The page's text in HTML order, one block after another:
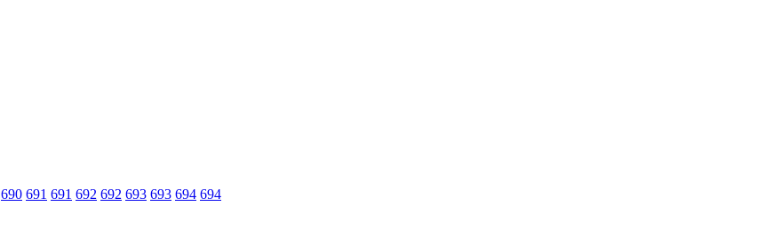
690 691 691 692 692 693 693 694 694